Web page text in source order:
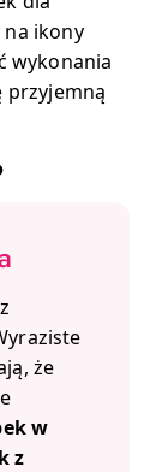
ikony
wykonania
przyjemną
że
w
z